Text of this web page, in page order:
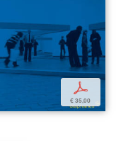
p
€ 35,00